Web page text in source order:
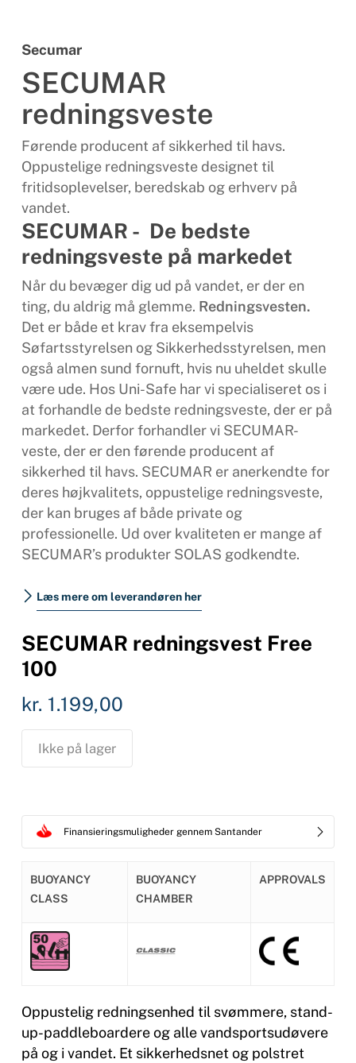
Secumar
SECUMAR
redningsveste
Førende producent af sikkerhed til havs.
Oppustelige redningsveste designet til
fritidsoplevelser, beredskab og erhverv på
vandet.
SECUMAR - De bedste
redningsveste på markedet
Når du bevæger dig ud på vandet, er der en
ting, du aldrig må glemme. Redningsvesten.
Det er både et krav fra eksempelvis
Søfartsstyrelsen og Sikkerhedsstyrelsen, men
også almen sund fornuft, hvis nu uheldet skulle
være ude. Hos Uni-Safe har vi specialiseret os i
at forhandle de bedste redningsveste, der er på
markedet. Derfor forhandler vi SECUMAR-
veste, der er den førende producent af
sikkerhed til havs. SECUMAR er anerkendte for
deres højkvalitets, oppustelige redningsveste,
der kan bruges af både private og
professionelle. Ud over kvaliteten er mange af
SECUMAR’s produkter SOLAS godkendte.
Læs mere om leverandøren her
SECUMAR redningsvest Free
100
kr. 1.199,00
Ikke på lager
Finansieringsmuligheder gennem Santander
BUOYANCY
CLASS
BUOYANCY
CHAMBER
APPROVALS
Oppustelig redningsenhed til svømmere, stand-
up-paddleboardere og alle vandsportsudøvere
på og i vandet. Et sikkerhedsnet og polstret